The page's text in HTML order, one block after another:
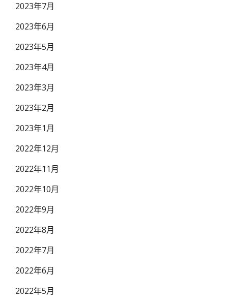
2023年7月
2023年6月
2023年5月
2023年4月
2023年3月
2023年2月
2023年1月
2022年12月
2022年11月
2022年10月
2022年9月
2022年8月
2022年7月
2022年6月
2022年5月